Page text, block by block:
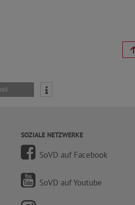
SOZIALE NETZWERKE
SoVD auf Facebook
SoVD auf Youtube